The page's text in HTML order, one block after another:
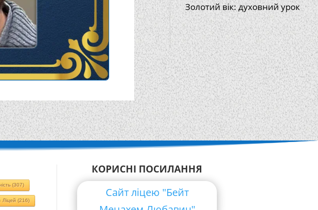
Золотий вік: духовний урок
(307)
Ліцей (216)
КОРИСНІ ПОСИЛАННЯ
Сайт ліцею "Бейт